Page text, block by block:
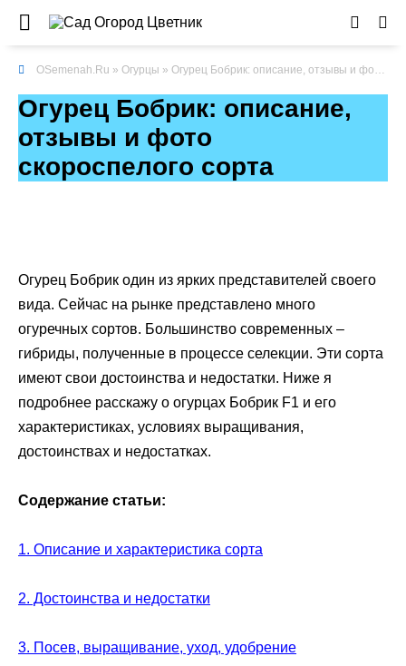
OSemenah.Ru » Огурцы » Огурец Бобрик: описание, отзывы и фото скороспелого сорта
Огурец Бобрик: описание,
отзывы и фото
скороспелого сорта
Огурец Бобрик один из ярких представителей своего
вида. Сейчас на рынке представлено много
огуречных сортов. Большинство современных –
гибриды, полученные в процессе селекции. Эти сорта
имеют свои достоинства и недостатки. Ниже я
подробнее расскажу о огурцах Бобрик F1 и его
характеристиках, условиях выращивания,
достоинствах и недостатках.
Содержание статьи:
1. Описание и характеристика сорта
2. Достоинства и недостатки
3. Посев, выращивание, уход, удобрение